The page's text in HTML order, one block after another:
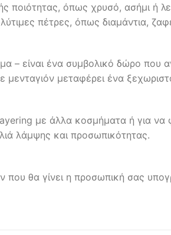
ποιότητας, όπως χρυσό, ασήμι ή
πέτρες, όπως διαμάντια,
– είναι ένα συμβολικό δώρο που
μενταγιόν μεταφέρει ένα
με άλλα κοσμήματα ή για
λάμψης και προσωπικότητας.
που θα γίνει η προσωπική σας